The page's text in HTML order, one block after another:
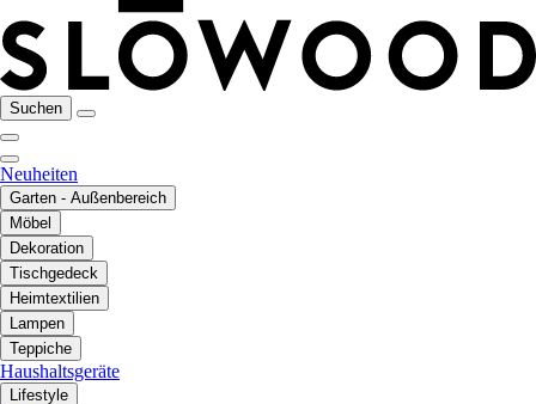
Suchen
Neuheiten
Garten - Außenbereich
Möbel
Dekoration
Tischgedeck
Heimtextilien
Lampen
Teppiche
Haushaltsgeräte
Lifestyle